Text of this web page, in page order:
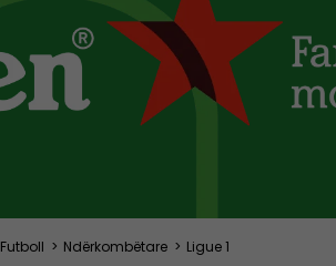
Futboll > Ndërkombëtare > Ligue 1